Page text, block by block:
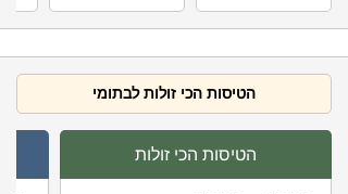
הטיסות הכי זולות לבתומי
הטיסות הכי זולות